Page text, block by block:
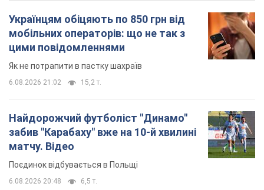
забив "Карабаху" вже на 10-й хвилині
матчу. Відео
Поєдинок відбувається в Польщі
6.08.2026 20:48 6,5 т.